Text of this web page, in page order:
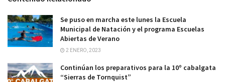
Se puso en marcha este lunes la Escuela
Municipal de Natación y el programa Escuelas
Abiertas de Verano
2 ENERO, 2023
Continúan los preparativos para la 10º cabalgata
“Sierras de Tornquist”